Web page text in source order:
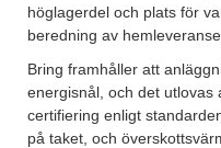
höglagerdel och plats för
beredning av
Bring framhåller att
energisnål, och det utlovas
certifiering enligt
på taket, och